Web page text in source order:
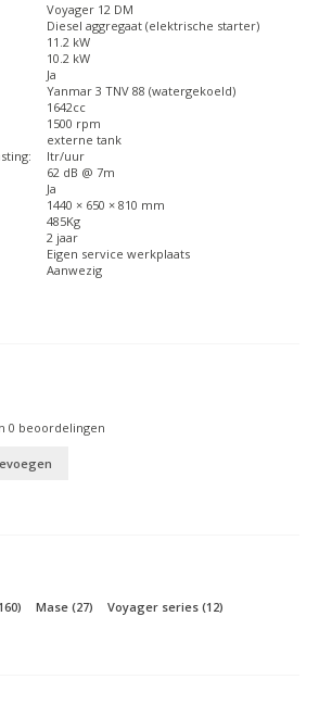
Voyager 12 DM
Diesel aggregaat (elektrische starter)
11.2 kW
10.2 kW
Ja
Yanmar 3 TNV 88 (watergekoeld)
1642cc
1500 rpm
externe tank
ltr/uur
62 dB @ 7m
Ja
1440 × 650 × 810 mm
485Kg
2 jaar
Eigen service werkplaats
Aanwezig
0 beoordelingen
Mase (27) Voyager series (12)